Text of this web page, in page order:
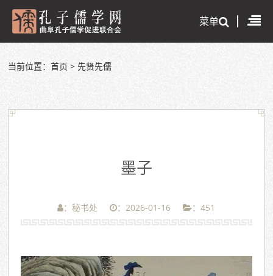
菜单
当前位置：首页 >先贤先儒
墨子
：秘书处 ：2026-01-16 ：451